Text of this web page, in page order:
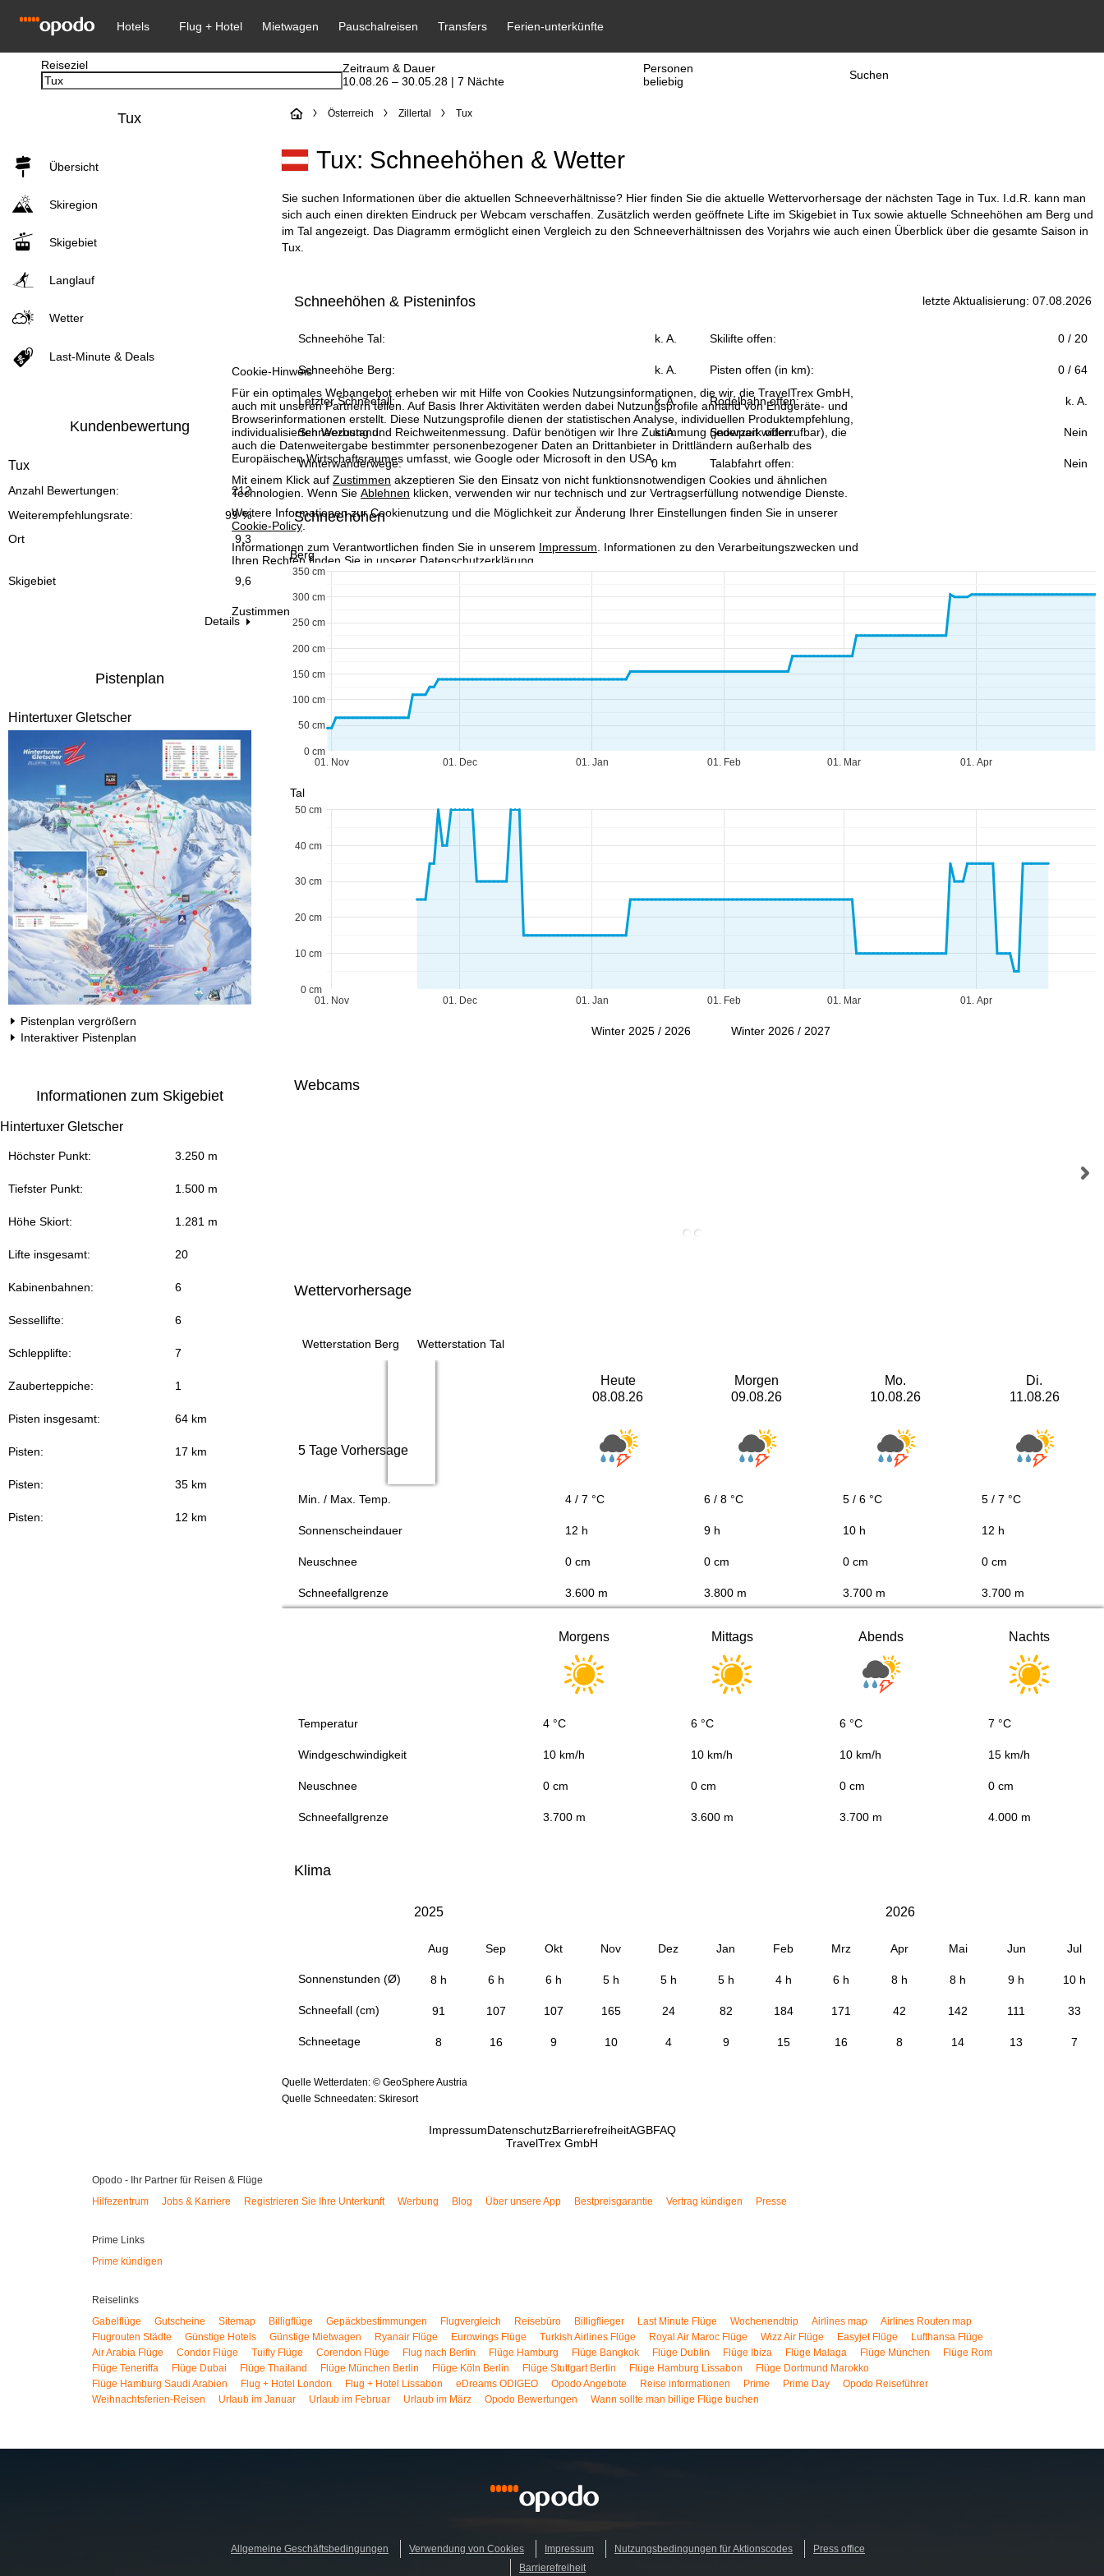
Cookie-Hinweis
Für ein optimales Webangebot erheben wir mit Hilfe von Cookies Nutzungsinformationen, die wir, die TravelTrex GmbH,
auch mit unseren Partnern teilen. Auf Basis Ihrer Aktivitäten werden dabei Nutzungsprofile anhand von Endgeräte- und
Browserinformationen erstellt. Diese Nutzungsprofile dienen der statistischen Analyse, individuellen Produktempfehlung,
individualisierten Werbung und Reichweitenmessung. Dafür benötigen wir Ihre Zustimmung (jederzeit widerrufbar), die
auch die Datenweitergabe bestimmter personenbezogener Daten an Drittanbieter in Drittländern außerhalb des
Europäischen Wirtschaftsraumes umfasst, wie Google oder Microsoft in den USA.
Mit einem Klick auf Zustimmen akzeptieren Sie den Einsatz von nicht funktionsnotwendigen Cookies und ähnlichen
Technologien. Wenn Sie Ablehnen klicken, verwenden wir nur technisch und zur Vertragserfüllung notwendige Dienste.
Weitere Informationen zur Cookienutzung und die Möglichkeit zur Änderung Ihrer Einstellungen finden Sie in unserer
Cookie-Policy
Informationen zum Verantwortlichen finden Sie in unserem Impressum . Informationen zu den Verarbeitungszwecken und
Ihren Rechten finden Sie in unserer Datenschutzerklärung
Zustimmen
Reiseziel
Zeitraum & Dauer
10.08.26 – 30.05.28 | 7 Nächte
Personen
beliebig
Suchen
Tux
Übersicht
Skiregion
Skigebiet
Langlauf
Wetter
Last-Minute & Deals
Kundenbewertung
Tux
212
Anzahl Bewertungen:
99 %
Weiterempfehlungsrate:
Ort
9,3
Skigebiet 9,6
Details
Pistenplan
Hintertuxer Gletscher
Pistenplan vergrößern
Interaktiver Pistenplan
Informationen zum Skigebiet
Hintertuxer Gletscher
Höchster Punkt: 3.250 m
Tiefster Punkt: 1.500 m
Höhe Skiort: 1.281 m
Lifte insgesamt: 20
Kabinenbahnen: 6
Sessellifte: 6
Schlepplifte: 7
Zauberteppiche: 1
Pisten insgesamt: 64 km
Pisten: 17 km
Pisten: 35 km
Pisten: 12 km
S
t
r
e
Österreich Zillertal Tux
Tux: Schneehöhen & Wetter
Sie suchen Informationen über die aktuellen Schneeverhältnisse? Hier finden Sie die aktuelle Wettervorhersage der nächsten Tage in Tux. I.d.R. kann man
sich auch einen direkten Eindruck per Webcam verschaffen. Zusätzlich werden geöffnete Lifte im Skigebiet in Tux sowie aktuelle Schneehöhen am Berg und
im Tal angezeigt. Das Diagramm ermöglicht einen Vergleich zu den Schneeverhältnissen des Vorjahrs wie auch einen Überblick über die gesamte Saison in
Tux.
Schneehöhen & Pisteninfos letzte Aktualisierung: 07.08.2026
Schneehöhe Tal: k. A. Skilifte offen: 0 / 20
Schneehöhe Berg: k. A. Pisten offen (in km): 0 / 64
Letzter Schneefall: k. A. Rodelbahn offen: k. A.
Schneezustand: k. A. Snowpark offen: Nein
Winterwanderwege: 0 km Talabfahrt offen: Nein
Schneehöhen
Berg
01. Nov 01. Dec 01. Jan 01. Feb 01. Mar 01. Apr
0 cm
50 cm
100 cm
150 cm
200 cm
250 cm
300 cm
350 cm
Tal
01. Nov 01. Dec 01. Jan 01. Feb 01. Mar 01. Apr
0 cm
10 cm
20 cm
30 cm
40 cm
50 cm
Winter 2025 / 2026 Winter 2026 / 2027
Webcams
Wettervorhersage
Wetterstation Berg Wetterstation Tal
Heute
08.08.26
Morgen
09.08.26
Mo.
10.08.26
Di.
11.08.26
5 Tage Vorhersage
Min. / Max. Temp. 4 / 7 °C 6 / 8 °C 5 / 6 °C 5 / 7 °C
Sonnenscheindauer 12 h 9 h 10 h 12 h
Neuschnee 0 cm 0 cm 0 cm 0 cm
Schneefallgrenze 3.600 m 3.800 m 3.700 m 3.700 m
Morgens Mittags Abends Nachts
Temperatur 4 °C 6 °C 6 °C 7 °C
Windgeschwindigkeit 10 km/h 10 km/h 10 km/h 15 km/h
Neuschnee 0 cm 0 cm 0 cm 0 cm
Schneefallgrenze 3.700 m 3.600 m 3.700 m 4.000 m
Klima
Sonnenstunden (Ø)
Schneefall (cm)
Schneetage
2025 2026
Aug Sep Okt Nov Dez Jan Feb Mrz Apr Mai Jun Jul
8 h 6 h 6 h 5 h 5 h 5 h 4 h 6 h 8 h 8 h 9 h 10 h
91 107 107 165 24 82 184 171 42 142 111 33
8 16 9 10 4 9 15 16 8 14 13 7
Quelle Wetterdaten: © GeoSphere Austria
Quelle Schneedaten: Skiresort
ImpressumDatenschutzBarrierefreiheitAGBFAQ
TravelTrex GmbH